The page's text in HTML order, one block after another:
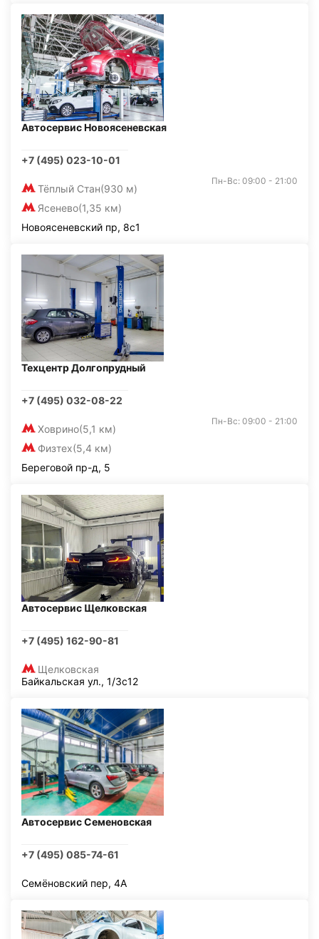
Автосервис Новоясеневская
+7 (495) 023-10-01
Тёплый Стан(930 м)
Ясенево(1,35 км)
Пн-Вс: 09:00 - 21:00
Новоясеневский пр, 8с1
Техцентр Долгопрудный
+7 (495) 032-08-22
Ховрино(5,1 км)
Физтех(5,4 км)
Пн-Вс: 09:00 - 21:00
Береговой пр-д, 5
Автосервис Щелковская
+7 (495) 162-90-81
Щелковская
Байкальская ул., 1/3с12
Автосервис Семеновская
+7 (495) 085-74-61
Семёновский пер, 4А